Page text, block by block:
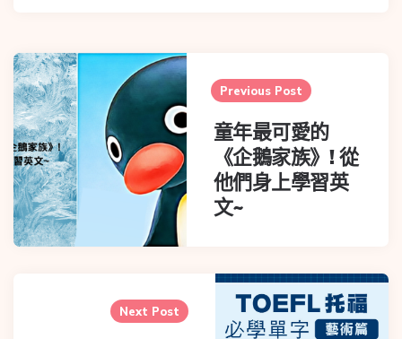
Post
navigation
Previous Post
童年最可愛的
《企鵝家族》! 從
他們身上學習英
文~
Next Post